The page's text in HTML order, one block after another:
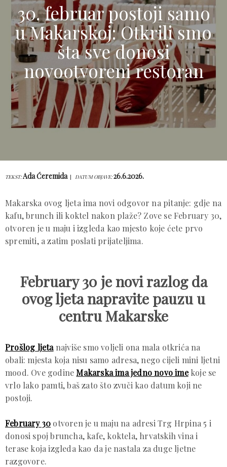
30. februar postoji samo
u Makarskoj: Otkrili smo
šta sve donosi
novootvoreni restoran
TEKST:Ada Ćeremida DATUM OBJAVE:26.6.2026.
Makarska ovog ljeta ima novi odgovor na pitanje: gdje na
kafu, brunch ili koktel nakon plaže? Zove se February 30,
otvoren je u maju i izgleda kao mjesto koje ćete prvo
spremiti, a zatim poslati prijateljima.
February 30 je novi razlog da
ovog ljeta napravite pauzu u
centru Makarske
Prošlog ljetanajviše smo voljeli ona mala otkrića na
obali: mjesta koja nisu samo adresa, nego cijeli mini ljetni
mood. Ove godineMakarska ima jedno novo imekoje se
vrlo lako pamti, baš zato što zvuči kao datum koji ne
postoji.
February 30 otvoren je u maju na adresi Trg Hrpina 5 i
donosi spoj bruncha, kafe, koktela, hrvatskih vina i
terase koja izgleda kao da je nastala za duge ljetne
razgovore.